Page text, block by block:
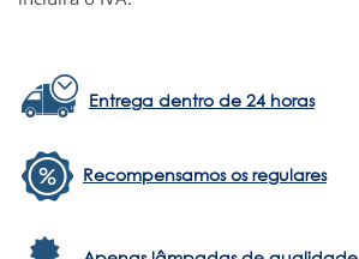
Entrega dentro de 24 horas
Recompensamos os regulares